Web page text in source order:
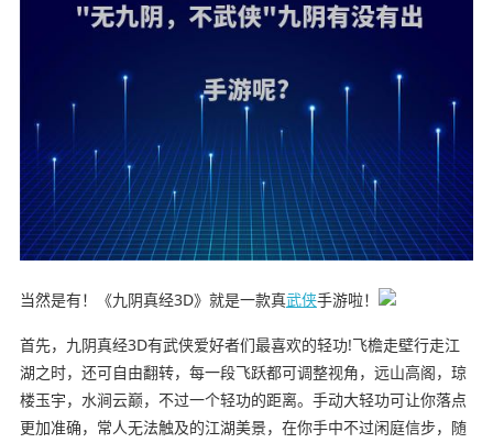
当然是有！《九阴真经3D》就是一款真武侠手游啦！
首先，九阴真经3D有武侠爱好者们最喜欢的轻功!飞檐走壁行走江
湖之时，还可自由翻转，每一段飞跃都可调整视角，远山高阁，琼
楼玉宇，水涧云巅，不过一个轻功的距离。手动大轻功可让你落点
更加准确，常人无法触及的江湖美景，在你手中不过闲庭信步，随